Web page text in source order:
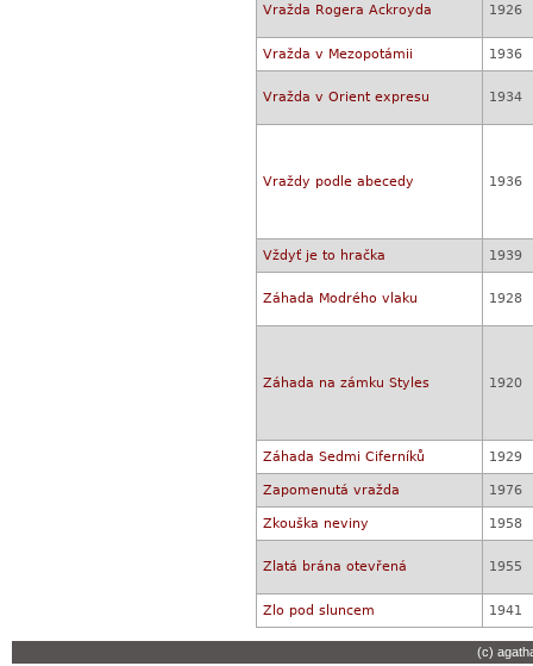
Vražda Rogera Ackroyda 1926
Vražda v Mezopotámii 1936
Vražda v Orient expresu 1934
Vraždy podle abecedy 1936
Vždyť je to hračka 1939
Záhada Modrého vlaku 1928
Záhada na zámku Styles 1920
Záhada Sedmi Ciferníků 1929
Zapomenutá vražda 1976
Zkouška neviny 1958
Zlatá brána otevřená 1955
Zlo pod sluncem 1941
(c)